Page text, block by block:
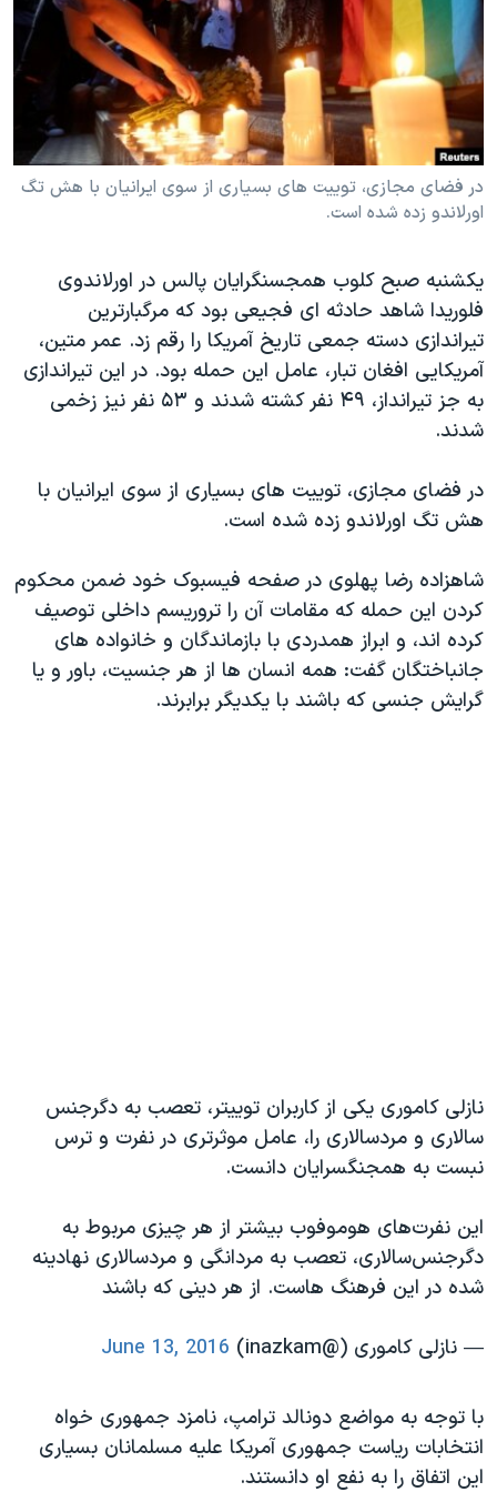
فرهنگ و زندگی
حقوق شهروندی
اقتصادی
علم و فناوری
اسرائیل در جنگ
گالری عکس
مستندها
انتخابات ریاست جمهوری آمریکا ۲۰۲۴
حمله جمهوری اسلامی به اسرائیل
رمز مهسا
ورزش زنان در ایران
اعتراضات زن، زندگی، آزادی
تریبونال مردمی آبان ۹۸
دادگاه حمید نوری
چهل سال گروگان‌گیری
قانون شفافیت دارائی کادر رهبری ایران
اسرائیل در جنگ
همایش محافظه‌کاران آمریکا «سی‌پک»
صفحه‌های ویژه
سفر پرزیدنت ترامپ به چین
دنبال کنید
زبانهای مختلف
در فضای مجازی، توییت های بسیاری از سوی ایرانیان با هش تگ
اورلاندو زده شده است.
یکشنبه صبح کلوب همجسنگرایان پالس در اورلاندوی
فلوریدا شاهد حادثه ای فجیعی بود که مرگبارترین
تیراندازی دسته جمعی تاریخ آمریکا را رقم زد. عمر متین،
آمریکایی افغان تبار، عامل این حمله بود. در این تیراندازی
به جز تیرانداز، ۴۹ نفر کشته شدند و ۵۳ نفر نیز زخمی
شدند.
در فضای مجازی، توییت های بسیاری از سوی ایرانیان با
هش تگ اورلاندو زده شده است.
شاهزاده رضا پهلوی در صفحه فیسبوک خود ضمن محکوم
کردن این حمله که مقامات آن را تروریسم داخلی توصیف
کرده اند، و ابراز همدردی با بازماندگان و خانواده های
جانباختگان گفت: همه انسان ها از هر جنسیت، باور و یا
گرایش جنسی که باشند با یکدیگر برابرند.
نازلی کاموری یکی از کاربران توییتر، تعصب به دگرجنس
سالاری و مردسالاری را، عامل موثرتری در نفرت و ترس
نبست به همجنگسرایان دانست.
این نفرت‌های هوموفوب بیشتر از هر چیزی مربوط به
دگرجنس‌سالاری، تعصب به مردانگی و مردسالاری نهادینه
شده در این فرهنگ هاست. از هر دینی که باشند
— نازلی کاموری (@inazkam)
June 13, 2016
با توجه به مواضع دونالد ترامپ، نامزد جمهوری خواه
انتخابات ریاست جمهوری آمریکا علیه مسلمانان بسیاری
این اتفاق را به نفع او دانستند.